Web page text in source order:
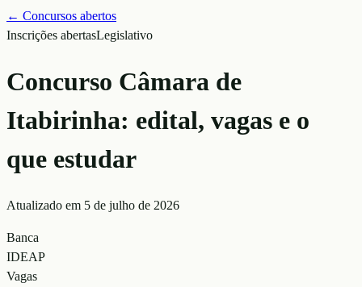
← Concursos abertos
Inscrições abertasLegislativo
Concurso Câmara de
Itabirinha: edital, vagas e o
que estudar
Atualizado em 5 de julho de 2026
Banca
IDEAP
Vagas